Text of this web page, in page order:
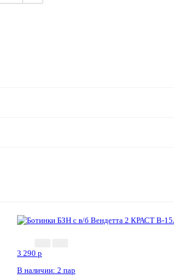
3 290 p
В наличии: 2 пар